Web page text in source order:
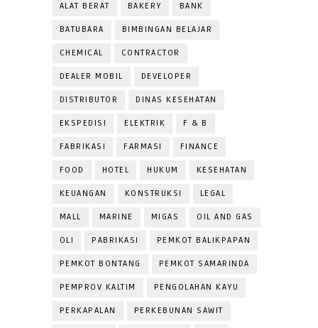
ALAT BERAT BAKERY BANK
BATUBARA BIMBINGAN BELAJAR
CHEMICAL CONTRACTOR
DEALER MOBIL DEVELOPER
DISTRIBUTOR DINAS KESEHATAN
EKSPEDISI ELEKTRIK F & B
FABRIKASI FARMASI FINANCE
FOOD HOTEL HUKUM KESEHATAN
KEUANGAN KONSTRUKSI LEGAL
MALL MARINE MIGAS OIL AND GAS
OLI PABRIKASI PEMKOT BALIKPAPAN
PEMKOT BONTANG PEMKOT SAMARINDA
PEMPROV KALTIM PENGOLAHAN KAYU
PERKAPALAN PERKEBUNAN SAWIT